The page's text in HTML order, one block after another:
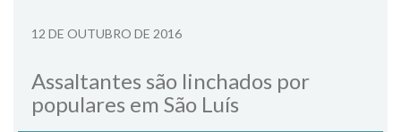
12 DE OUTUBRO DE 2016
Assaltantes são linchados por
populares em São Luís